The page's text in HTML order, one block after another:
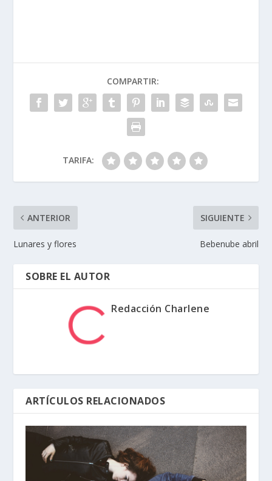
COMPARTIR:
TARIFA:
ANTERIOR
Lunares y flores
SIGUIENTE
Bebenube abril
SOBRE EL AUTOR
Redacción Charlene
ARTÍCULOS RELACIONADOS